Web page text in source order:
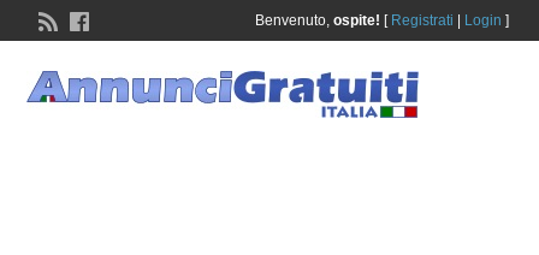
Benvenuto, ospite! [ Registrati Login ]